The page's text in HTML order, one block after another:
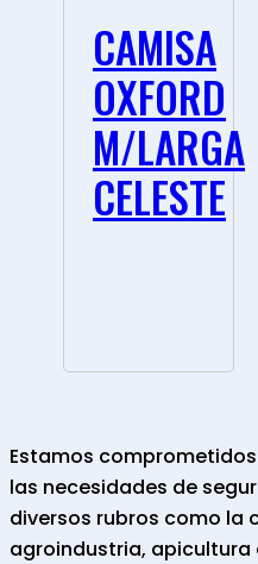
CAMISA
OXFORD
M/LARGA
CELESTE
Estamos
las necesidades de
diversos rubros como la
agroindustria, apicultura